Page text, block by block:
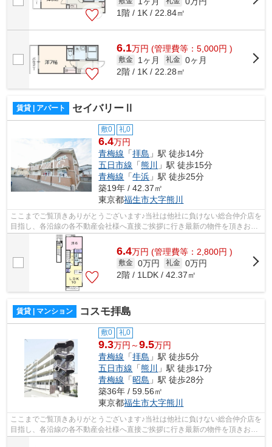
1階 / 1K / 22.84㎡
6.1万円 (管理費等：5,000円 )
敷金 1ヶ月 礼金 0ヶ月
2階 / 1K / 22.28㎡
賃貸 | アパート セイバリーⅡ
敷0 礼0
6.4万円
青梅線 「拝島 」駅 徒歩14分
五日市線 「熊川
」駅 徒歩15分
青梅線 「牛浜 」駅 徒歩25分
築19年 / 42.37㎡
東京都福生市大字熊川
ここまでご覧頂きありがとうございます♪当社は他社に負けない総合仲介店を
目指し、各沿線の各不動産会社様へ直接ご挨拶に行き最新の物件を頂きお客
様へ提供しております！最新の情報は...
6.4万円 (管理費等：2,800円 )
敷金 0万円 礼金 0万円
2階 / 1LDK / 42.37㎡
賃貸 | マンション コスモ拝島
敷0 礼0
9.3万円～9.5万円
青梅線 「拝島 」駅 徒歩5分
五日市線 「熊川
」駅 徒歩17分
青梅線 「昭島 」駅 徒歩28分
築36年 / 59.56㎡
東京都福生市大字熊川
ここまでご覧頂きありがとうございます♪当社は他社に負けない総合仲介店を
目指し、各沿線の各不動産会社様へ直接ご挨拶に行き最新の物件を頂きお客